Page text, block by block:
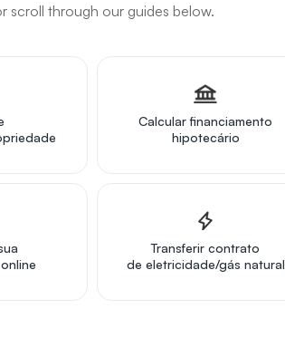
scroll through our guides below.
Calcular financiamento
hipotecário
Transferir contrato
de eletricidade/gás natural